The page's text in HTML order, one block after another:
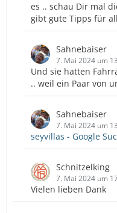
es .. schau Dir mal
gibt gute Tipps für
Sahnebaiser
7. Mai 2024 um
Und sie hatten
.. weil ein Paar von
Sahnebaiser
7. Mai 2024 um
seyvillas - Google
Schnitzelking
7. Mai 2024 um
Vielen lieben Dank